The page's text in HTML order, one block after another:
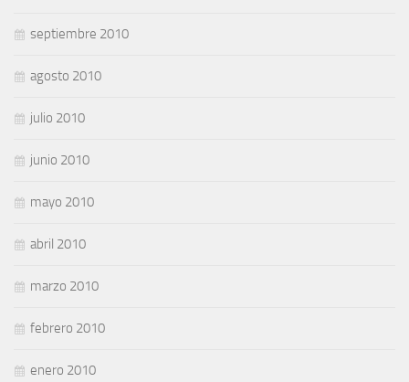
septiembre 2010
agosto 2010
julio 2010
junio 2010
mayo 2010
abril 2010
marzo 2010
febrero 2010
enero 2010